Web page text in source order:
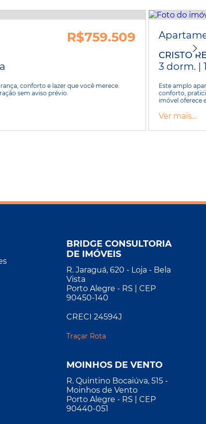
R$759.509
conforto e lazer que você merece.
sem aviso prévio.
CRISTO
3 dorm. |
Este amplo
conforto,
imóvel oferece
Ver mais...
BRIDGE CONSULTORIA
DE IMÓVEIS
R. Jaraguá, 620 - Loja - Bela
Vista
Porto Alegre - RS | CEP
90450-140
CRECI 24594J
Traçar Rota
MOINHOS DE VENTO
R. Quintino Bocaiúva, 515 -
Moinhos de Vento
Porto Alegre - RS | CEP
90440-051